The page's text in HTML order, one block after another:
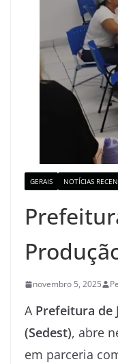
GERAIS NOTÍCIAS
novembro 5, 2025
A Prefeitura de
(Sedest), abre
em parceria